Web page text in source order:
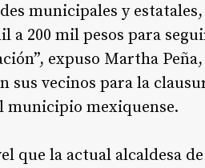
municipales y
a 200 mil pesos para
expuso Martha
sus vecinos para la
municipio mexiquense.
que la actual alcaldesa